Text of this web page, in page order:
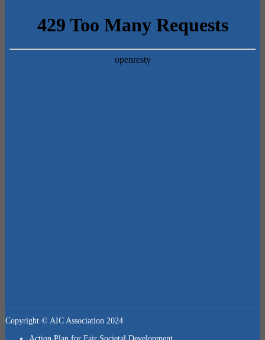
Copyright © AIC Association 2024